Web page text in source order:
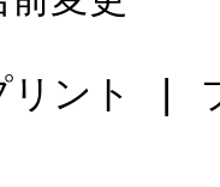
リント |